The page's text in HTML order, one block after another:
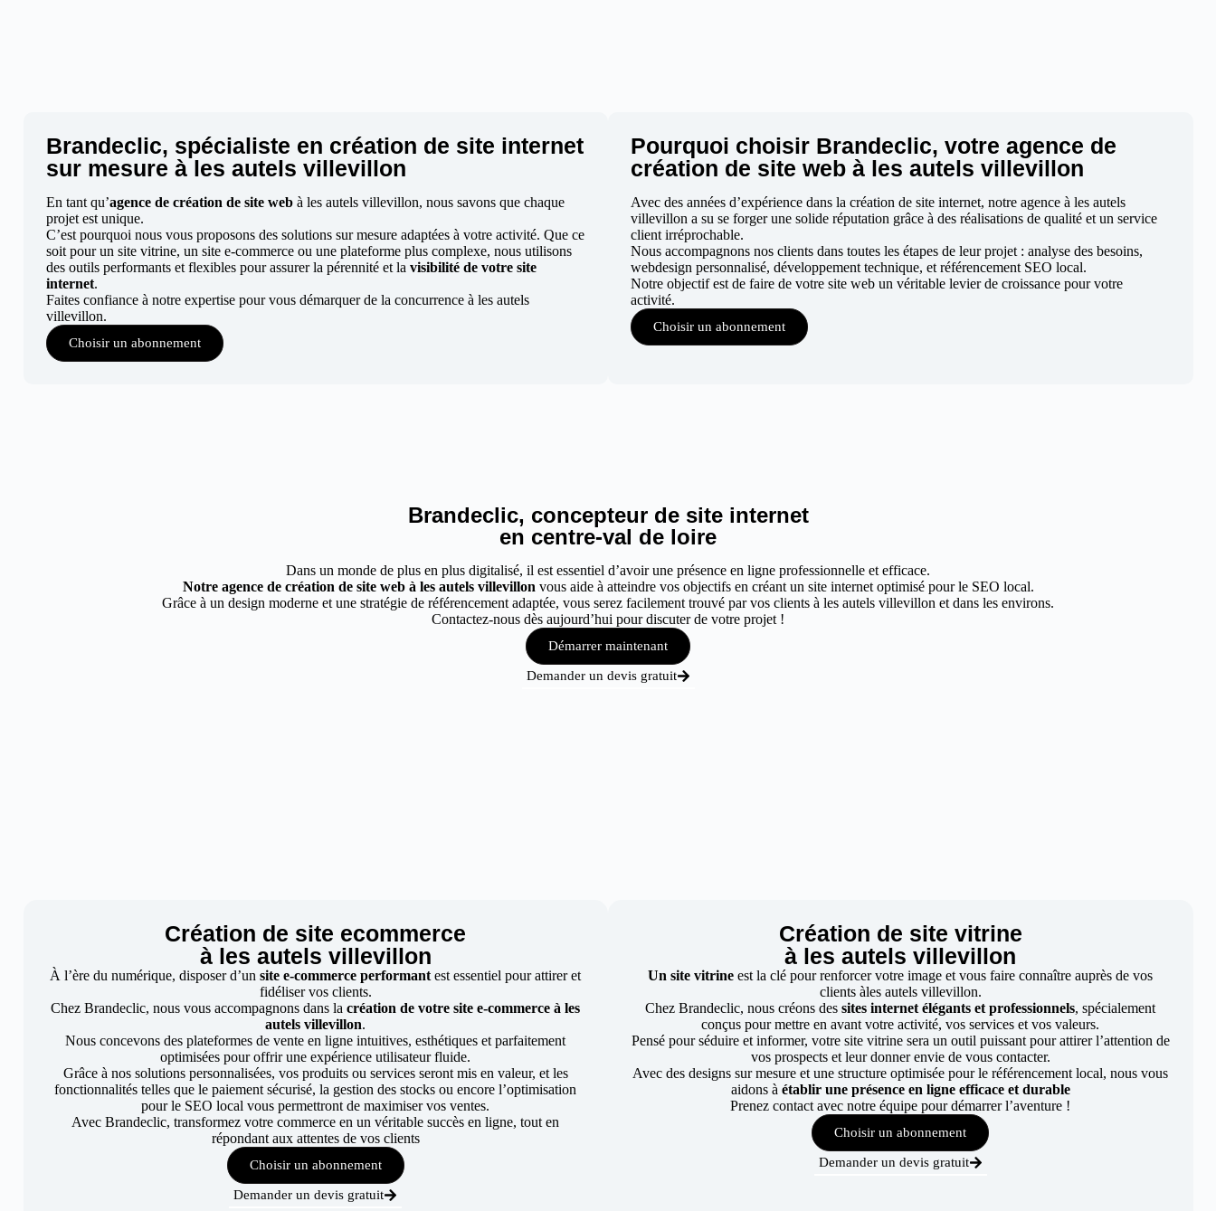
Brandeclic, spécialiste en création de site internet
sur mesure à les autels villevillon
En tant qu’agence de création de site webà les autels villevillon, nous savons que chaque
projet est unique.
C’est pourquoi nous vous proposons des solutions sur mesure adaptées à votre activité. Que ce
soit pour un site vitrine, un site e-commerce ou une plateforme plus complexe, nous utilisons
des outils performants et flexibles pour assurer la pérennité et la visibilité de votre site
internet.
Faites confiance à notre expertise pour vous démarquer de la concurrence à les autels
villevillon.
Choisir un abonnement
Pourquoi choisir Brandeclic, votre agence de
création de site web à les autels villevillon
Avec des années d’expérience dans la création de site internet, notre agence à les autels
villevillon a su se forger une solide réputation grâce à des réalisations de qualité et un service
client irréprochable.
Nous accompagnons nos clients dans toutes les étapes de leur projet : analyse des besoins,
webdesign personnalisé, développement technique, et référencement SEO local.
Notre objectif est de faire de votre site web un véritable levier de croissance pour votre
activité.
Choisir un abonnement
Brandeclic, concepteur de site internet
en centre-val de loire
Dans un monde de plus en plus digitalisé, il est essentiel d’avoir une présence en ligne professionnelle et efficace.
Notre agence de création de site web à les autels villevillon vous aide à atteindre vos objectifs en créant un site internet optimisé pour le SEO local.
Grâce à un design moderne et une stratégie de référencement adaptée, vous serez facilement trouvé par vos clients à les autels villevillon et dans les environs.
Contactez-nous dès aujourd’hui pour discuter de votre projet !
Démarrer maintenant
Demander un devis gratuit
Création de site ecommerce
à les autels villevillon
À l’ère du numérique, disposer d’unsite e-commerce performantest essentiel pour attirer et
fidéliser vos clients.
Chez Brandeclic, nous vous accompagnons dans lacréation de votre site e-commerce à les
autels villevillon.
Nous concevons des plateformes de vente en ligne intuitives, esthétiques et parfaitement
optimisées pour offrir une expérience utilisateur fluide.
Grâce à nos solutions personnalisées, vos produits ou services seront mis en valeur, et les
fonctionnalités telles que le paiement sécurisé, la gestion des stocks ou encore l’optimisation
pour le SEO local vous permettront de maximiser vos ventes.
Avec Brandeclic, transformez votre commerce en un véritable succès en ligne, tout en
répondant aux attentes de vos clients
Choisir un abonnement
Demander un devis gratuit
Création de site vitrine
à les autels villevillon
Un site vitrine est la clé pour renforcer votre image et vous faire connaître auprès de vos
clients àles autels villevillon.
Chez Brandeclic, nous créons des sites internet élégants et professionnels, spécialement
conçus pour mettre en avant votre activité, vos services et vos valeurs.
Pensé pour séduire et informer, votre site vitrine sera un outil puissant pour attirer l’attention de
vos prospects et leur donner envie de vous contacter.
Avec des designs sur mesure et une structure optimisée pour le référencement local, nous vous
aidons à établir une présence en ligne efficace et durable
Prenez contact avec notre équipe pour démarrer l’aventure !
Choisir un abonnement
Demander un devis gratuit